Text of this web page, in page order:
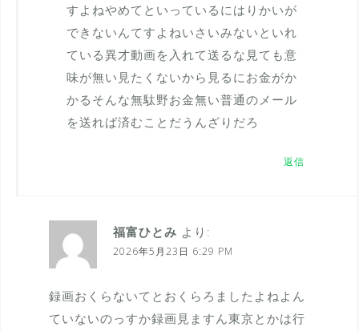
すよねやめてといっているにはりかいが
できないんてすよねいさいみないといれ
ている異才動画を入れて送るな見ても意
味が無い見たくないから見るにお金がか
かるそんな無駄野お金無い普通のメール
を送れば済むことだうんざりだろ
返信
福富ひとみ より:
2026年5月23日 6:29 PM
録画おくらないてとおくらろましたよねよん
ていないのっすか録画見ますん東京とかは行